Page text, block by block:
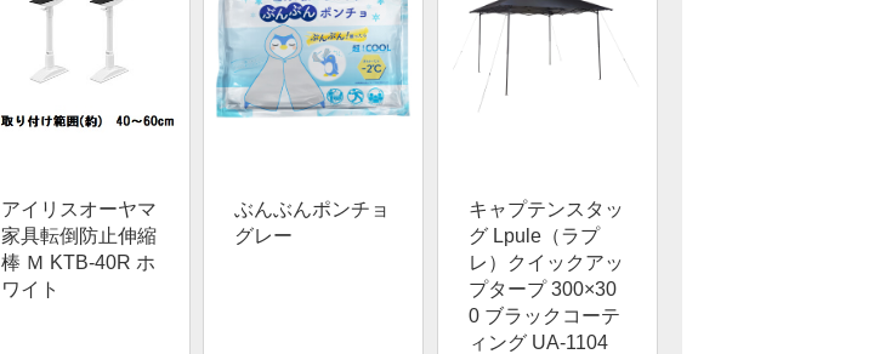
アイリスオーヤマ
家具転倒防止伸縮
棒 Ｍ KTB-40R ホ
ワイト
ぶんぶんポンチョ
グレー
キャプテンスタッ
グ Lpule（ラプ
レ）クイックアッ
プタープ 300×30
0 ブラックコーテ
ィング UA-1104